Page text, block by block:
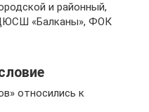
и районный,
«Балканы», ФОК
относились к